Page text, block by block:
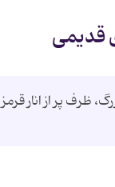
قدیمی
ظرف پر از انار